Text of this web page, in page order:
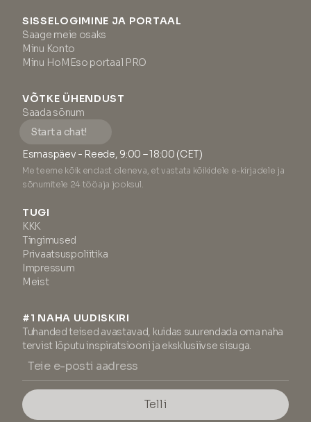
SISSELOGIMINE JA PORTAAL
Saage meie osaks
Minu Konto
Minu HoMEso portaal PRO
VÕTKE ÜHENDUST
Saada sõnum
Start a chat!
Esmaspäev - Reede, 9:00 – 18:00 (CET)
Me teeme kõik endast oleneva, et vastata kõikidele e-kirjadele ja
sõnumitele 24 tööaja jooksul.
TUGI
KKK
Tingimused
Privaatsuspoliitika
Impressum
Meist
#1 NAHA UUDISKIRI
Tuhanded teised avastavad, kuidas suurendada oma naha
tervist lõputu inspiratsiooni ja eksklusiivse sisuga.
Telli